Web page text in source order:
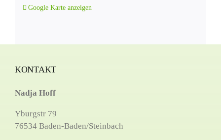
Google Karte anzeigen
KONTAKT
Nadja Hoff
Yburgstr 79
76534 Baden-Baden/Steinbach